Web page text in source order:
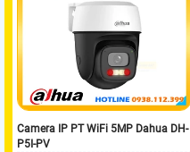
Camera IP PT WiFi 5MP Dahua DH-
P5I-PV